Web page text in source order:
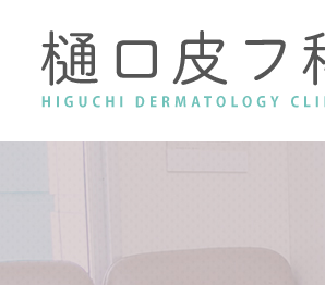
皮膚の病気